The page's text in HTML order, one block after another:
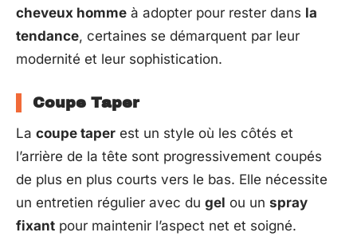
cheveux homme à adopter pour rester dans la
tendance, certaines se démarquent par leur
modernité et leur sophistication.
Coupe Taper
La coupe taper est un style où les côtés et
l’arrière de la tête sont progressivement coupés
de plus en plus courts vers le bas. Elle nécessite
un entretien régulier avec du gel ou un spray
fixant pour maintenir l’aspect net et soigné.